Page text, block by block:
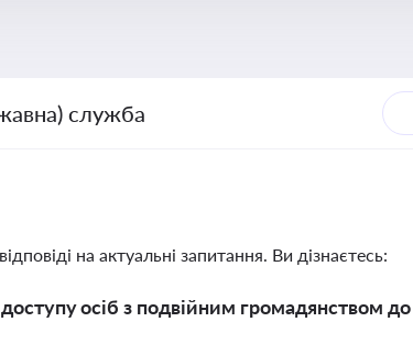
служба
на актуальні запитання. Ви дізнаєтесь:
осіб з подвійним громадянством до